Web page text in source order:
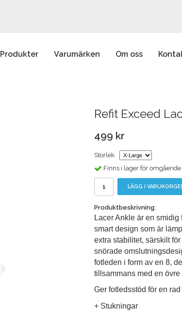
Produkter Varumärken Om oss
Refit Exceed
499 kr
Storlek
Finns i lager för
LÄGG I
Produktbeskrivning:
Lacer Ankle är en
smart design som är
extra stabilitet, särskilt
snörade
fotleden i form av en 8,
tillsammans med en
Ger fotledsstöd för en
+ Stukningar